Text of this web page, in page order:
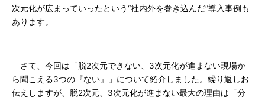
次元化が広まっていったという“社内外を巻き込んだ”導入事例も
あります。
さて、今回は「脱2次元できない、3次元化が進まない現場か
ら聞こえる3つの『ない』」について紹介しました。繰り返しお
伝えしますが、脱2次元、3次元化が進まない最大の理由は「分